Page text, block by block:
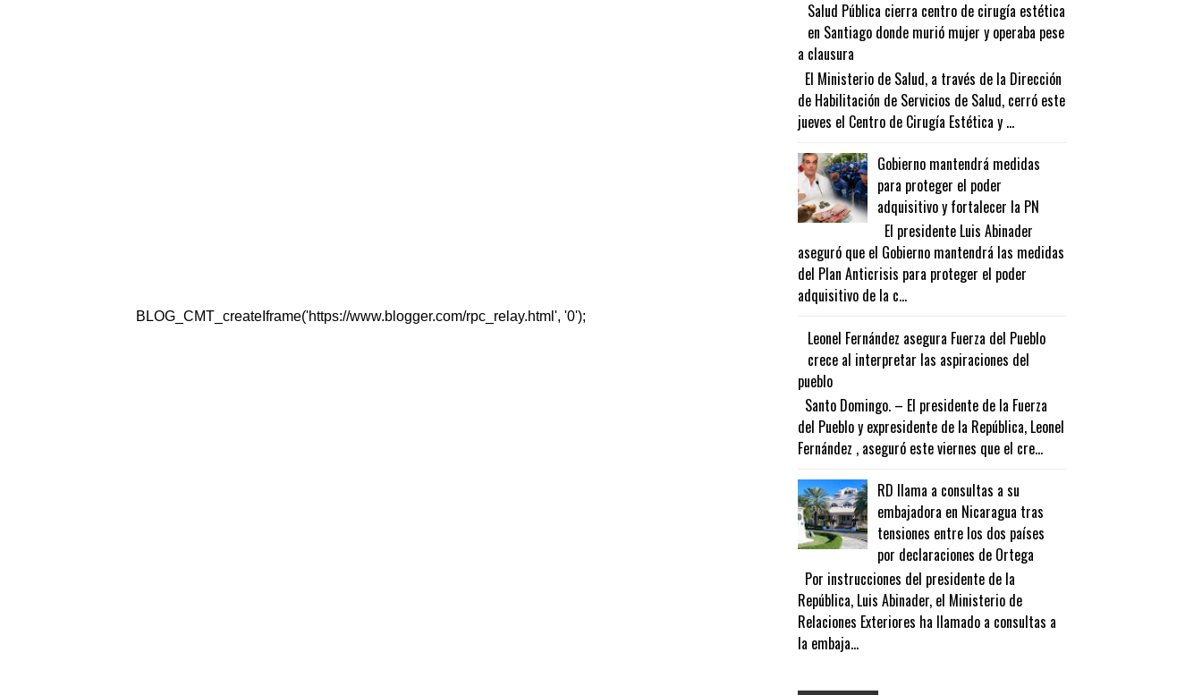
BLOG_CMT_createIframe('https://www.blogger.com/rpc_relay.html', '0');
Salud Pública cierra centro de cirugía estética
en Santiago donde murió mujer y operaba pese
a clausura
El Ministerio de Salud, a través de la Dirección
de Habilitación de Servicios de Salud, cerró este
jueves el Centro de Cirugía Estética y ...
Gobierno mantendrá medidas
para proteger el poder
adquisitivo y fortalecer la PN
El presidente Luis Abinader
aseguró que el Gobierno mantendrá las medidas
del Plan Anticrisis para proteger el poder
adquisitivo de la c...
Leonel Fernández asegura Fuerza del Pueblo
crece al interpretar las aspiraciones del
pueblo
Santo Domingo. – El presidente de la Fuerza
del Pueblo y expresidente de la República, Leonel
Fernández , aseguró este viernes que el cre...
RD llama a consultas a su
embajadora en Nicaragua tras
tensiones entre los dos países
por declaraciones de Ortega
Por instrucciones del presidente de la
República, Luis Abinader, el Ministerio de
Relaciones Exteriores ha llamado a consultas a
la embaja...